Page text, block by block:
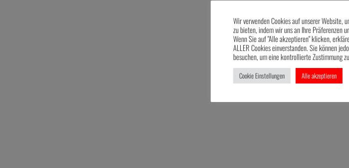
Wir verwenden Cookies auf unserer Website,
zu bieten, indem wir uns an Ihre Präferenzen
Wenn Sie auf "Alle akzeptieren" klicken,
ALLER Cookies einverstanden. Sie können
besuchen, um eine kontrollierte Zustimmung
Cookie Einstellungen Alle akzeptieren